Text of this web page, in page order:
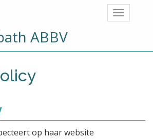
ABBV
op haar website